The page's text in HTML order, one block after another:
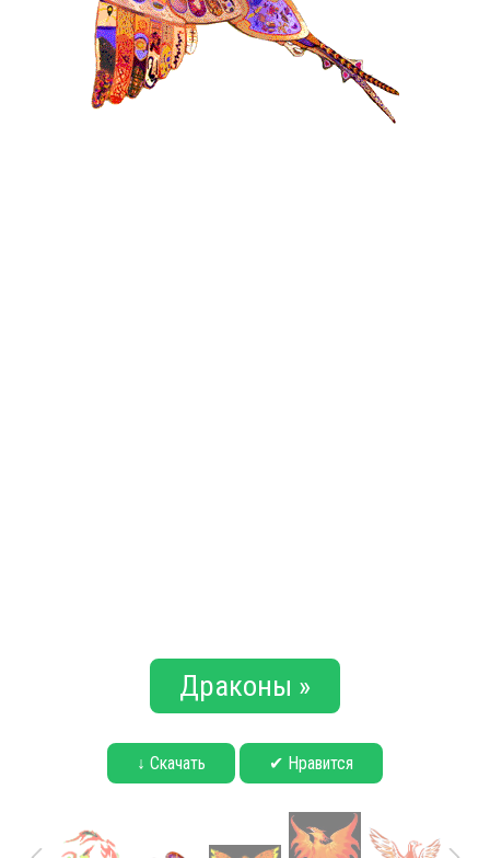
Драконы »
↓ Скачать ✔ Нравится